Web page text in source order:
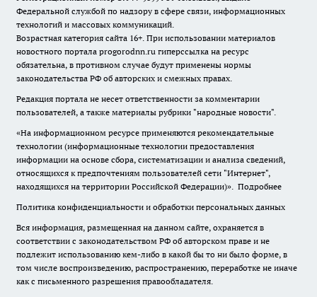
Федеральной службой по надзору в сфере связи, информационных
технологий и массовых коммуникаций.
Возрастная категория сайта 16+. При использовании материалов
новостного портала progorodnn.ru гиперссылка на ресурс
обязательна, в противном случае будут применены нормы
законодательства РФ об авторских и смежных правах.
Редакция портала не несет ответственности за комментарии
пользователей, а также материалы рубрики "народные новости".
«На информационном ресурсе применяются рекомендательные
технологии (информационные технологии предоставления
информации на основе сбора, систематизации и анализа сведений,
относящихся к предпочтениям пользователей сети "Интернет",
находящихся на территории Российской Федерации)». Подробнее
Политика конфиденциальности и обработки персональных данных
Вся информация, размещенная на данном сайте, охраняется в
соответствии с законодательством РФ об авторском праве и не
подлежит использованию кем-либо в какой бы то ни было форме, в
том числе воспроизведению, распространению, переработке не иначе
как с письменного разрешения правообладателя.